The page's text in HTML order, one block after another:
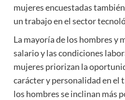
mujeres encuestadas
un trabajo en el sector
La mayoría de los hombres y
salario y las condiciones
mujeres priorizan la
carácter y personalidad en el
los hombres se inclinan más